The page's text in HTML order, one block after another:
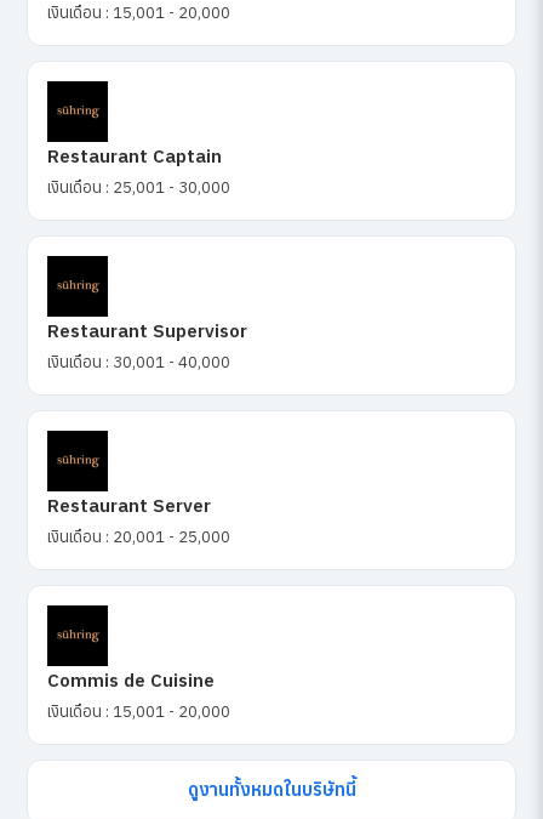
เงินเดือน : 15,001 - 20,000
Restaurant Captain
เงินเดือน : 25,001 - 30,000
Restaurant Supervisor
เงินเดือน : 30,001 - 40,000
Restaurant Server
เงินเดือน : 20,001 - 25,000
Commis de Cuisine
เงินเดือน : 15,001 - 20,000
ดูงานทั้งหมดในบริษัทนี้